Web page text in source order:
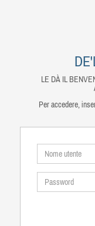
LE DÀ IL
Per accedere,